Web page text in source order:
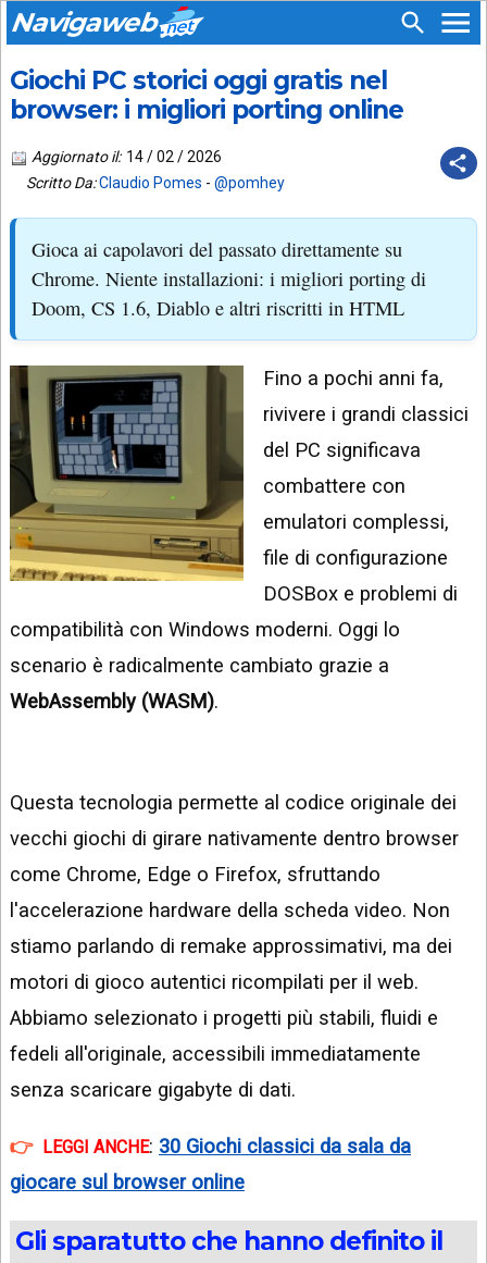
Navigaweb
HOME
SIAMO
SUPPORTO
CONTATTA
PIÙ
LETTI
ULTIMI
POST
ARCHIVIO
VIDEO
ARGOMENTI:
ANDROID
AI
WINDOWS
STRUMENTI
SEGUICI
SU:
APP
ANDROID
EMAIL
TIKTOK
YOUTUBE
X
INSTAGRAM
GOOGLE
NEWS
Giochi PC storici oggi gratis nel
browser: i migliori porting online
Aggiornato il: 14 / 02 / 2026
Scritto Da:Claudio Pomes - @pomhey
Gioca ai capolavori del passato direttamente su
Chrome. Niente installazioni: i migliori porting di
Doom, CS 1.6, Diablo e altri riscritti in HTML
Fino a pochi anni fa,
rivivere i grandi classici
del PC significava
combattere con
emulatori complessi,
file di configurazione
DOSBox e problemi di
compatibilità con Windows moderni. Oggi lo
scenario è radicalmente cambiato grazie a
WebAssembly (WASM).
Questa tecnologia permette al codice originale dei
vecchi giochi di girare nativamente dentro browser
come Chrome, Edge o Firefox, sfruttando
l'accelerazione hardware della scheda video. Non
stiamo parlando di remake approssimativi, ma dei
motori di gioco autentici ricompilati per il web.
Abbiamo selezionato i progetti più stabili, fluidi e
fedeli all'originale, accessibili immediatamente
senza scaricare gigabyte di dati.
LEGGI ANCHE: 30 Giochi classici da sala da
giocare sul browser online
Gli sparatutto che hanno definito il